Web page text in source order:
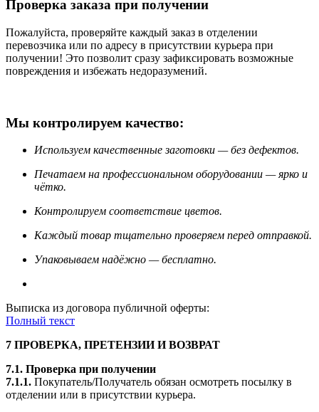
Проверка заказа при получении
Пожалуйста, проверяйте каждый заказ в отделении
перевозчика или по адресу в присутствии курьера при
получении! Это позволит сразу зафиксировать возможные
повреждения и избежать недоразумений.
Мы контролируем качество:
Используем качественные заготовки — без дефектов.
Печатаем на профессиональном оборудовании — ярко и
чётко.
Контролируем соответствие цветов.
Каждый товар тщательно проверяем перед отправкой.
Упаковываем надёжно — бесплатно.
Выписка из договора публичной оферты:
Полный текст
7 ПРОВЕРКА, ПРЕТЕНЗИИ И ВОЗВРАТ
7.1. Проверка при получении
7.1.1. Покупатель/Получатель обязан осмотреть посылку в
отделении или в присутствии курьера.